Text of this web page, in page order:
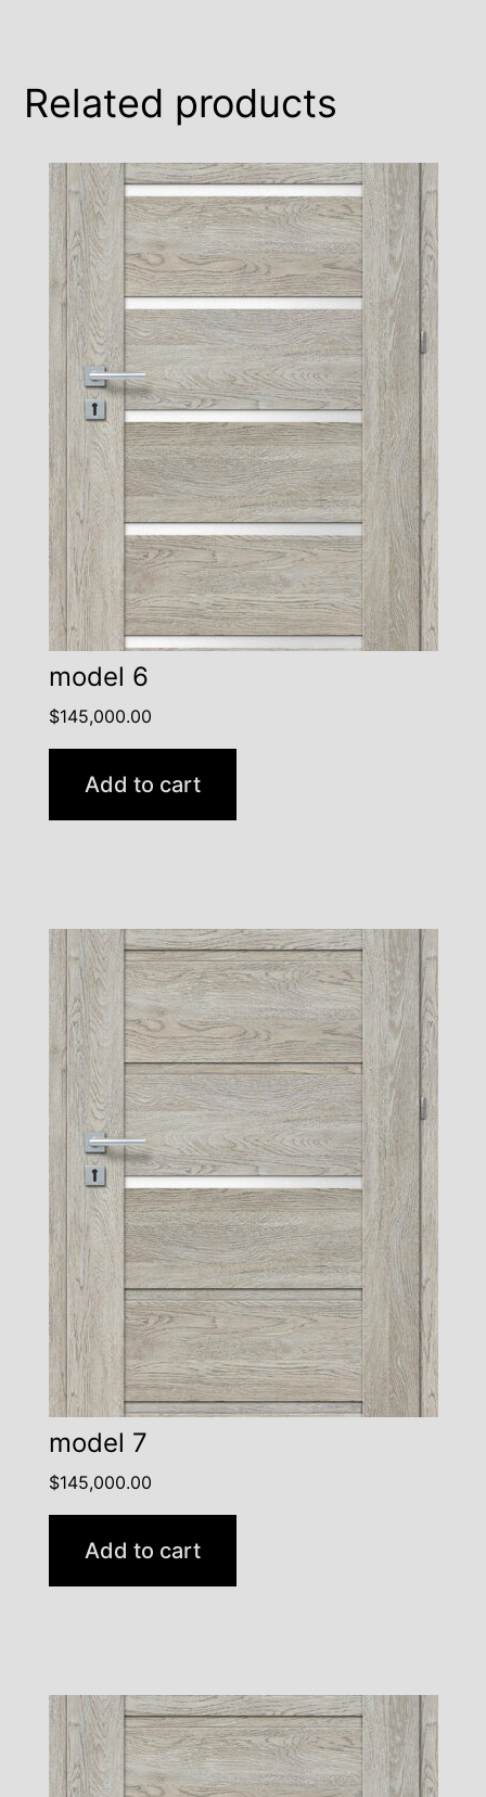
Related products
model 6
$145,000.00
Add to cart
model 7
$145,000.00
Add to cart